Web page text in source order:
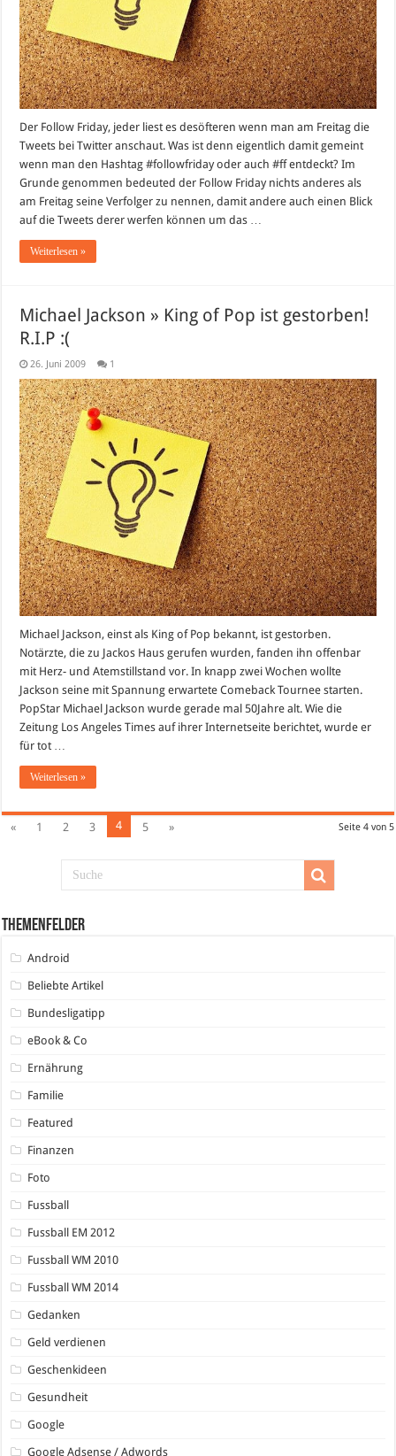
Der Follow Friday, jeder liest es desöfteren wenn man am Freitag die
Tweets bei Twitter anschaut. Was ist denn eigentlich damit gemeint
wenn man den Hashtag #followfriday oder auch #ff entdeckt? Im
Grunde genommen bedeuted der Follow Friday nichts anderes als
am Freitag seine Verfolger zu nennen, damit andere auch einen Blick
auf die Tweets derer werfen können um das …
Weiterlesen »
Michael Jackson » King of Pop ist gestorben!
R.I.P :(
26. Juni 2009 1
Michael Jackson, einst als King of Pop bekannt, ist gestorben.
Notärzte, die zu Jackos Haus gerufen wurden, fanden ihn offenbar
mit Herz- und Atemstillstand vor. In knapp zwei Wochen wollte
Jackson seine mit Spannung erwartete Comeback Tournee starten.
PopStar Michael Jackson wurde gerade mal 50Jahre alt. Wie die
Zeitung Los Angeles Times auf ihrer Internetseite berichtet, wurde er
für tot …
Weiterlesen »
Seite 4 von 5
« 1 2 3 4 5 »
Themenfelder
Android
Beliebte Artikel
Bundesligatipp
eBook & Co
Ernährung
Familie
Featured
Finanzen
Foto
Fussball
Fussball EM 2012
Fussball WM 2010
Fussball WM 2014
Gedanken
Geld verdienen
Geschenkideen
Gesundheit
Google
Google Adsense / Adwords